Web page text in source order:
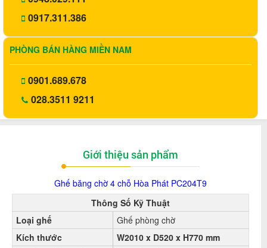
0917.311.386
PHÒNG BÁN HÀNG MIỀN NAM
0901.689.678
028.3511 9211
Giới thiệu sản phẩm
Ghế băng chờ 4 chỗ Hòa Phát PC204T9
Thông Số Kỹ Thuật
Loại ghế
Ghế phòng chờ
Kích thước
W2010 x D520 x H770 mm